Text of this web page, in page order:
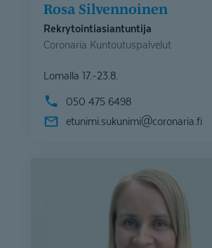
Rosa Silvennoinen
Rekrytointiasiantuntija
Coronaria Kuntoutuspalvelut
Lomalla 17.-23.8.
050 475 6498
etunimi.sukunimi@coronaria.fi